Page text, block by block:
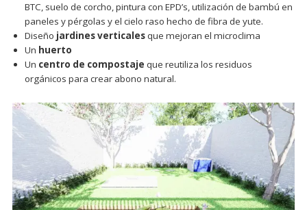
BTC, suelo de corcho, pintura con EPD’s, utilización de bambú en
paneles y pérgolas y el cielo raso hecho de fibra de yute.
Diseño jardines verticalesque mejoran el microclima
Un huerto
Un centro de compostaje que reutiliza los residuos
orgánicos para crear abono natural.